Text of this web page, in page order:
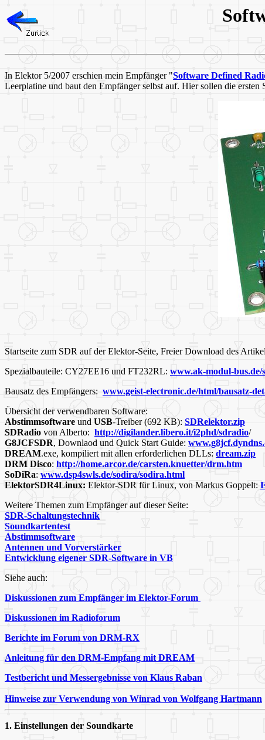
In Elektor 5/2007 erschien mein Empfänger "Software Defined
Leerplatine und baut den Empfänger selbst auf. Hier sollen die
Startseite zum SDR auf der Elektor-Seite, Freier Download des
Spezialbauteile: CY27EE16 und FT232RL: www.ak-modul-
Bausatz des Empfängers: www.geist-electronic.de/html/bausatz-
Übersicht der verwendbaren Software:
Abstimmsoftware und USB-Treiber (692 KB): SDRelektor.zip
SDRadio von Alberto: http://digilander.libero.it/i2phd/sdradio/
G8JCFSDR, Downlaod und Quick Start Guide:
DREAM.exe, kompiliert mit allen erforderlichen DLLs: dream.zip
DRM Disco: http://home.arcor.de/carsten.knuetter/drm.htm
SoDiRa: www.dsp4swls.de/sodira/sodira.html
ElektorSDR4Linux: Elektor-SDR für Linux, von Markus Goppelt:
Weitere Themen zum Empfänger auf dieser Seite:
SDR-Schaltungstechnik
Soundkartentest
Abstimmsoftware
Antennen und Vorverstärker
Entwicklung eigener SDR-Software in VB
Siehe auch:
Diskussionen zum Empfänger im Elektor-Forum
Diskussionen im Radioforum
Berichte im Forum von DRM-RX
Anleitung für den DRM-Empfang mit DREAM
Testbericht und Messergebnisse von Klaus Raban
Hinweise zur Verwendung von Winrad von Wolfgang Hartmann
1. Einstellungen der Soundkarte